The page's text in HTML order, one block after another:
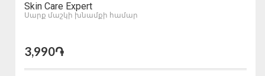
Skin Care Expert
Սարք մաշկի խնամքի համար
3,990֏